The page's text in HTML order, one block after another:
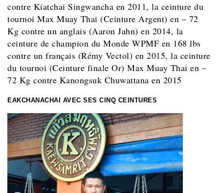
contre Kiatchai Singwancha en 2011, la ceinture du
tournoi Max Muay Thai (Ceinture Argent) en – 72
Kg contre un anglais (Aaron Jahn) en 2014, la
ceinture de champion du Monde WPMF en 168 lbs
contre un français (Rémy Vectol) en 2015, la ceinture
du tournoi (Ceinture finale Or) Max Muay Thai en –
72 Kg contre Kanongsuk Chuwattana en 2015
EAKCHANACHAI AVEC SES CINQ CEINTURES